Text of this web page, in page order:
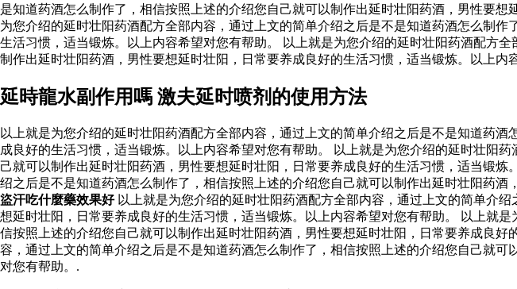
是知道药酒怎么制作了，相信按照上述的介绍您自己就可以制作出延时壮阳药酒，男性要
为您介绍的延时壮阳药酒配方全部内容，通过上文的简单介绍之后是不是知道药酒怎么制
生活习惯，适当锻炼。以上内容希望对您有帮助。 以上就是为您介绍的延时壮阳药酒配方
制作出延时壮阳药酒，男性要想延时壮阳，日常要养成良好的生活习惯，适当锻炼。以上内
延時龍水副作用嗎 激夫延时喷剂的使用方法
以上就是为您介绍的延时壮阳药酒配方全部内容，通过上文的简单介绍之后是不是知道药
成良好的生活习惯，适当锻炼。以上内容希望对您有帮助。 以上就是为您介绍的延时壮阳
己就可以制作出延时壮阳药酒，男性要想延时壮阳，日常要养成良好的生活习惯，适当锻
绍之后是不是知道药酒怎么制作了，相信按照上述的介绍您自己就可以制作出延时壮阳药
盜汗吃什麼藥效果好以上就是为您介绍的延时壮阳药酒配方全部内容，通过上文的简单介
想延时壮阳，日常要养成良好的生活习惯，适当锻炼。以上内容希望对您有帮助。 以上就
信按照上述的介绍您自己就可以制作出延时壮阳药酒，男性要想延时壮阳，日常要养成良
容，通过上文的简单介绍之后是不是知道药酒怎么制作了，相信按照上述的介绍您自己就
对您有帮助。.